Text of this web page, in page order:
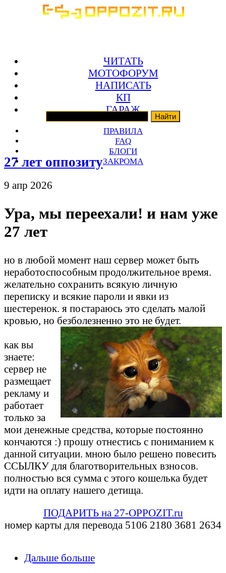
ЧИТАТЬ
МОТОФОРУМ
НАПИСАТЬ
КП
ГАРАЖ
ПРАВИЛА
FAQ
БЛОГИ
ЗАКРОМА
27 лет оппозиту
9 апр 2026
Ура, мы переехали! и нам уже
27 лет
но в любой момент наш сервер может быть
неработоспособным продолжительное время.
желательно сохранить всякую личную
переписку и всякие пароли и явки из
шестеренок. я постараюсь это сделать малой
кровью, но безболезненно это не будет.
как вы
знаете:
сервер не
размещает
рекламу и
работает
только за
мои денежные средства, которые постоянно
кончаются :) прошу отнестись с пониманием к
данной ситуации. мною было решено повесить
ССЫЛКУ для благотворительных взносов.
полностью вся сумма с этого кошелька будет
идти на оплату нашего детища.
ПОДАРИТЬ на 27-OPPOZIT.ru
номер карты для перевода 5106 2180 3681 2634
Дальше больше